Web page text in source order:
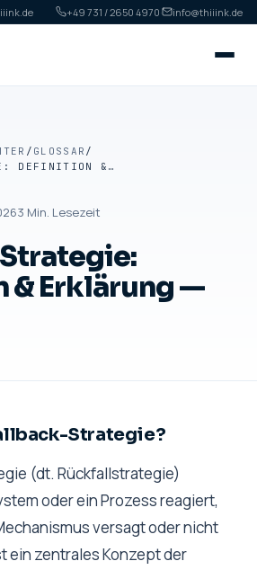
+49 731 / 2650 4970· info@thiiink.de
/ GLOSSAR /
FALLBACK-STRATEGIE: DEFINITION & ERKLÄRUNG — GLOSSAR
3 Min. Lesezeit
& Erklärung —
Strategie?
(dt. Rückfallstrategie)
oder ein Prozess reagiert,
versagt oder nicht
ein zentrales Konzept der